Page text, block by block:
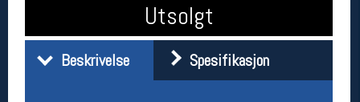
Utsolgt
Beskrivelse Spesifikasjon
Her finner du oss
Oslo Sportslager